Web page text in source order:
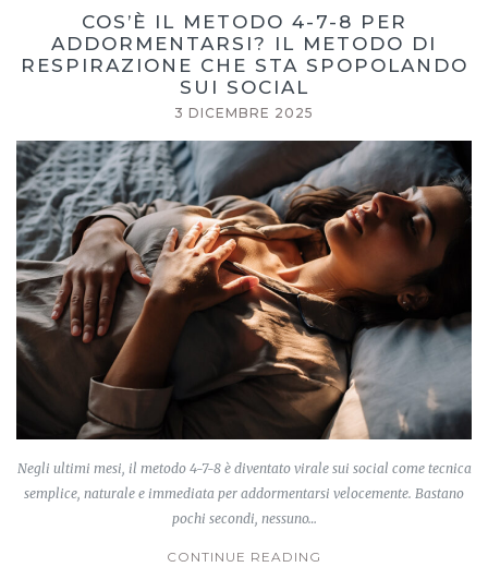
COS’È IL METODO 4-7-8 PER
ADDORMENTARSI? IL METODO DI
RESPIRAZIONE CHE STA SPOPOLANDO
SUI SOCIAL
3 DICEMBRE 2025
Negli ultimi mesi, il metodo 4-7-8 è diventato virale sui social come tecnica
semplice, naturale e immediata per addormentarsi velocemente. Bastano
pochi secondi, nessuno…
CONTINUE READING